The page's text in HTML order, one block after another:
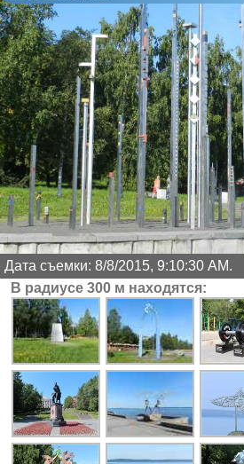
Дата съемки: 8/8/2015, 9:10:30 AM.
В радиусе 300 м находятся: